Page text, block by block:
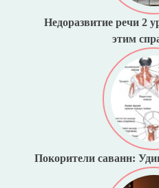
Недоразвитие речи 2
этим
Покорители саванн: